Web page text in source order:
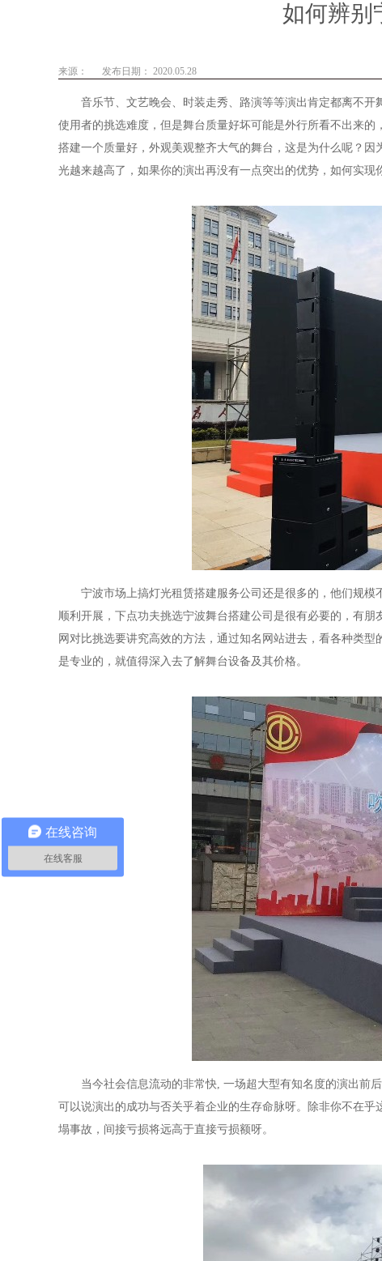
如何辨别
来源： 发布日期： 2020.05.28
音乐节、文艺晚会、 时装走秀、路演等等演出肯定都离不开
使用者的挑选难度，但是舞台质量好坏可能是外行所看不出来
搭建一个质量好，外观美观整齐大气的舞台，这是为什么呢？
光越来越高了，如果你的演出再没有一点突出的优势，如何实
宁波市场上搞灯光租赁搭建服务公司还是很多的，他们规
顺利开展，下点功夫挑选宁波舞台搭建公司是很有必要的，有
网对比挑选要讲究高效的方法，通过知名网站进去，看各种类
是专业的，就值得深入去了解舞台设备及其价格。
当今社会信息流动的非常快, 一场超大型有知名度的演出前
可以说演出的成功与否关乎着企业的生存命脉呀。除非你不在
塌事故，间接亏损将远高于直接亏损额呀。
在线咨询
在线客服